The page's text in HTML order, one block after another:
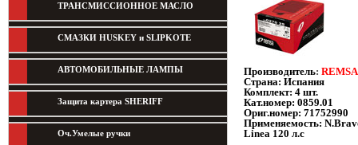
ТРАНСМИССИОННОЕ МАСЛО
СМАЗКИ HUSKEY и SLIPKOTE
АВТОМОБИЛЬНЫЕ ЛАМПЫ
Защита картера SHERIFF
Оч.Умелые ручки
Производитель: REMSA
Страна: Испания
Комплект: 4 шт.
Кат.номер: 0859.01
Ориг.номер: 71752990
Применяемость:
Linea 120 л.с